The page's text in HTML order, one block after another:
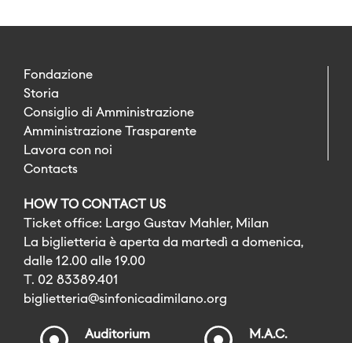
Fondazione
Storia
Consiglio di Amministrazione
Amministrazione Trasparente
Lavora con noi
Contacts
HOW TO CONTACT US
Ticket office: Largo Gustav Mahler, Milan
La biglietteria è aperta da martedì a domenica,
dalle 12.00 alle 19.00
T. 02 83389.401
biglietteria@sinfonicadimilano.org
Auditorium
M.A.C.